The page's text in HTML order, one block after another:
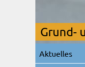
Grund-
Navigation
überspringen
Aktuelles